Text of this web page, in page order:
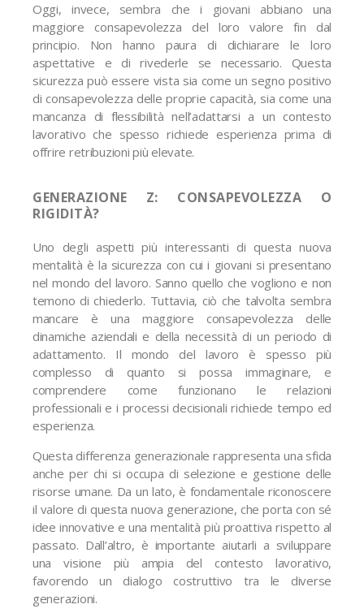
Oggi, invece, sembra che i giovani abbiano una
maggiore consapevolezza del loro valore fin dal
principio. Non hanno paura di dichiarare le loro
aspettative e di rivederle se necessario. Questa
sicurezza può essere vista sia come un segno positivo
di consapevolezza delle proprie capacità, sia come una
mancanza di flessibilità nell’adattarsi a un contesto
lavorativo che spesso richiede esperienza prima di
offrire retribuzioni più elevate.
GENERAZIONE Z: CONSAPEVOLEZZA O
RIGIDITÀ?
Uno degli aspetti più interessanti di questa nuova
mentalità è la sicurezza con cui i giovani si presentano
nel mondo del lavoro. Sanno quello che vogliono e non
temono di chiederlo. Tuttavia, ciò che talvolta sembra
mancare è una maggiore consapevolezza delle
dinamiche aziendali e della necessità di un periodo di
adattamento. Il mondo del lavoro è spesso più
complesso di quanto si possa immaginare, e
comprendere come funzionano le relazioni
professionali e i processi decisionali richiede tempo ed
esperienza.
Questa differenza generazionale rappresenta una sfida
anche per chi si occupa di selezione e gestione delle
risorse umane. Da un lato, è fondamentale riconoscere
il valore di questa nuova generazione, che porta con sé
idee innovative e una mentalità più proattiva rispetto al
passato. Dall’altro, è importante aiutarli a sviluppare
una visione più ampia del contesto lavorativo,
favorendo un dialogo costruttivo tra le diverse
generazioni.